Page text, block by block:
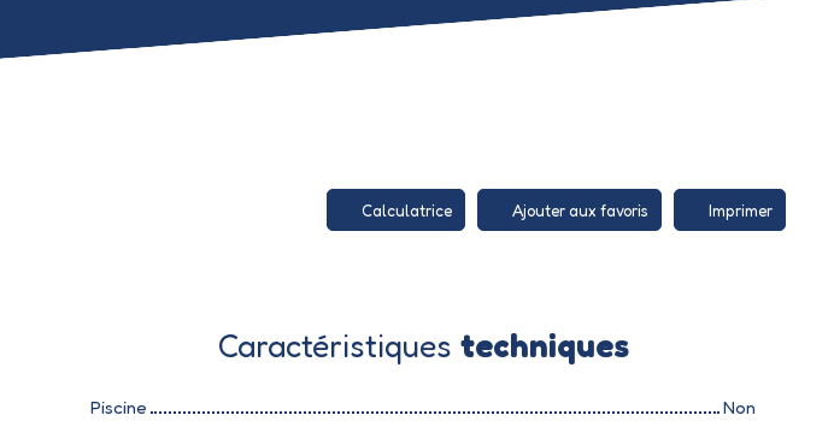
Calculatrice Ajouter aux favoris Imprimer
Caractéristiques techniques
Piscine
Non